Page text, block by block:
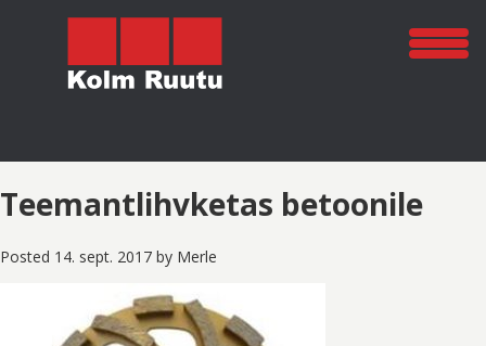
Teemantlihvketas betoonile
Posted 14. sept. 2017 by Merle